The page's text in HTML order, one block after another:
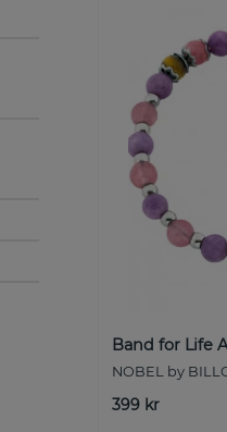
Band for Life
NOBEL by
399 kr